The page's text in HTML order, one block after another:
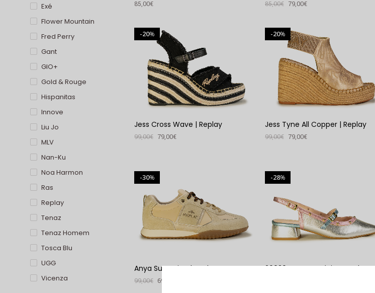
Exé
Flower Mountain
Fred Perry
Gant
GIO+
Gold & Rouge
Hispanitas
Innove
Liu Jo
MLV
Nan-Ku
Noa Harmon
Ras
Replay
Tenaz
Tenaz Homem
Tosca Blu
UGG
Vicenza
85,00€ 85,00€ 79,00€
%
20
Jess Cross Wave | Replay
99,00€ 79,00€
%
20
Jess Tyne All Copper | Replay
99,00€ 79,00€
%
30
Anya Sun Beige | Replay
99,00€ 69,00
%
28
26030 Prata Topázio Rosa |